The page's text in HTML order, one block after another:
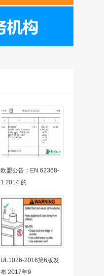
欧盟公告：EN 62368-
1:2014 的
UL1026-2016第6版发
布 2017年9